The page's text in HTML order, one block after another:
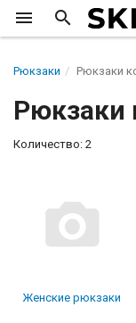
Рюкзаки Рюкзаки
Рюкзаки
Количество: 2
Женские рюкзаки